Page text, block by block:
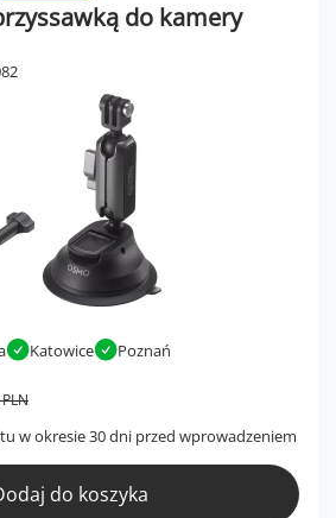
do kamery
Katowice Poznań
w okresie 30 dni przed wprowadzeniem
do koszyka